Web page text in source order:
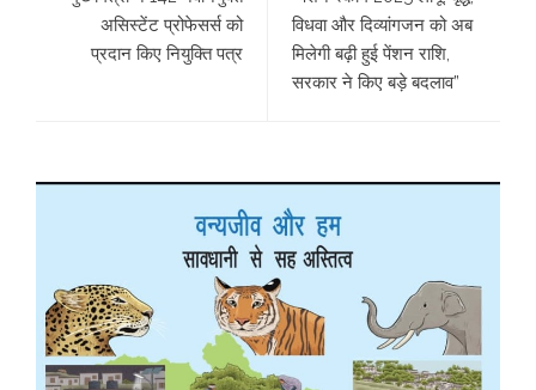
असिस्टेंट प्रोफेसर्स को
प्रदान किए नियुक्ति पत्र
विधवा और दिव्यांगजन को अब
मिलेगी बढ़ी हुई पेंशन राशि,
सरकार ने किए बड़े बदलाव”